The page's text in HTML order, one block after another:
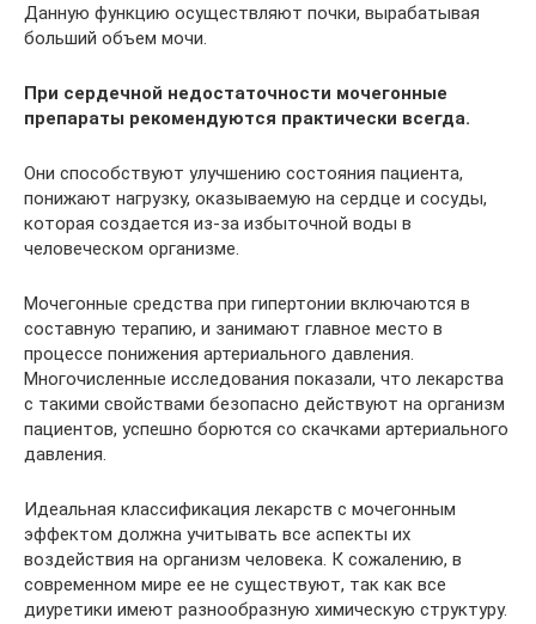
Данную функцию осуществляют почки, вырабатывая
больший объем мочи.
При сердечной недостаточности мочегонные
препараты рекомендуются практически всегда.
Они способствуют улучшению состояния пациента,
понижают нагрузку, оказываемую на сердце и сосуды,
которая создается из-за избыточной воды в
человеческом организме.
Мочегонные средства при гипертонии включаются в
составную терапию, и занимают главное место в
процессе понижения артериального давления.
Многочисленные исследования показали, что лекарства
с такими свойствами безопасно действуют на организм
пациентов, успешно борются со скачками артериального
давления.
Идеальная классификация лекарств с мочегонным
эффектом должна учитывать все аспекты их
воздействия на организм человека. К сожалению, в
современном мире ее не существуют, так как все
диуретики имеют разнообразную химическую структуру.